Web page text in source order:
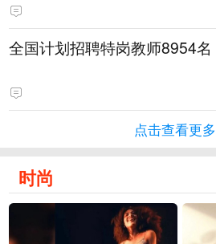
全国计划招聘特岗教师8954名
点击查看更多
时尚